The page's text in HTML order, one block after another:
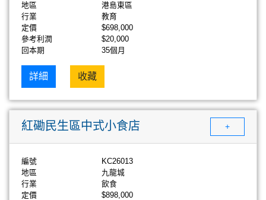
地區
港島東區
行業
教育
定價
$698,000
參考利潤
$20,000
回本期
35個月
詳細 收藏
紅磡民生區中式小食店 +
編號
KC26013
地區
九龍城
行業
飲食
定價
$898,000